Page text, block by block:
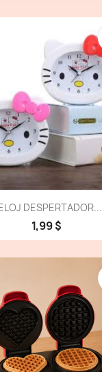
DESPERTADOR...
1,99 $